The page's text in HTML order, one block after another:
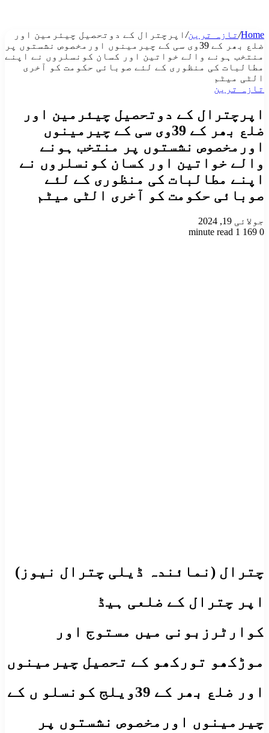
Home
/تازہ ترین/ اپرچترال کے دوتحصیل چیئرمین اور
ضلع بھر کے 39وی سی کے چیرمینوں اورمخصوص نشستوں پر
منتخب ہونے والے خواتین اور کسان کونسلروں نے اپنے
مطالبات کی منظوری کے لئے صوبائی حکومت کو آخری
الٹی میٹم
تازہ ترین
اپرچترال کے دوتحصیل چیئرمین اور
ضلع بھر کے 39وی سی کے چیرمینوں
اورمخصوص نشستوں پر منتخب ہونے
والے خواتین اور کسان کونسلروں نے
اپنے مطالبات کی منظوری کے لئے
صوبائی حکومت کو آخری الٹی میٹم
جولائی 19, 2024
0
1 minute read
چترال (نمائندہ ڈیلی چترال نیوز)
اپر چترال کے ضلعی ہیڈ
کوارٹرزبونی میں مستوج اور
موڑکھو تورکھو کے تحصیل چیرمینوں
اور ضلع بھر کے 39ویلج کونسلو ں کے
چیرمینوں اورمخصوص نشستوں پر